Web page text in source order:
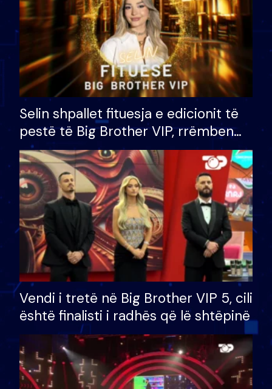
Selin shpallet fituesja e edicionit të
pestë të Big Brother VIP, rrëmben
çmimin e madh prej 100 mijë eurosh
Vendi i tretë në Big Brother VIP 5, cili
është finalisti i radhës që lë shtëpinë